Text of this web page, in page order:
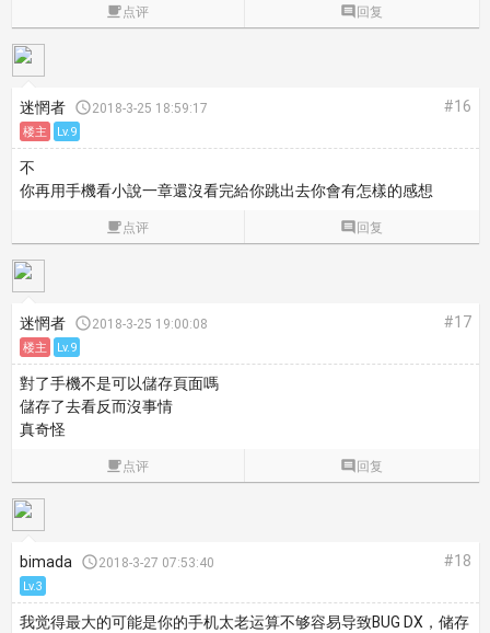
点评  回复
迷惘者 2018-3-25 18:59:17 #16
楼主 Lv.9
不
你再用手機看小說一章還沒看完給你跳出去你會有怎樣的感想
点评  回复
迷惘者 2018-3-25 19:00:08 #17
楼主 Lv.9
對了手機不是可以儲存頁面嗎
儲存了去看反而沒事情
真奇怪
点评  回复
bimada 2018-3-27 07:53:40 #18
Lv.3
我觉得最大的可能是你的手机太老运算不够容易导致BUG DX，储存